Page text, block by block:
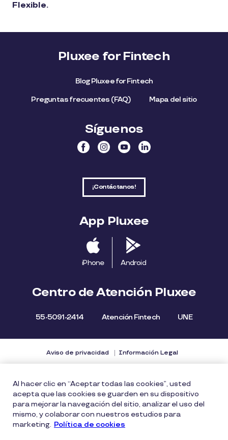
Flexible.
Pluxee for Fintech
Blog Pluxee for Fintech
Preguntas frecuentes (FAQ) Mapa del sitio
Síguenos
¡Contáctanos!
App Pluxee
iPhone Android
Centro de Atención Pluxee
55-5091-2414 Atención Fintech UNE
Aviso de privacidad Información Legal
Informes Financieros
Consulta los Costos y las Comisiones de nuestros
productos
Vulnerability Disclosure Policy
Al hacer clic en “Aceptar todas las cookies”, usted
acepta que las cookies se guarden en su dispositivo
para mejorar la navegación del sitio, analizar el uso del
mismo, y colaborar con nuestros estudios para
marketing. Política de cookies